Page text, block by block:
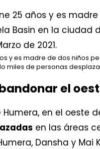
y es madre de dos niños
miles de personas
el
en el oeste
en las áreas
Dansha y Mai